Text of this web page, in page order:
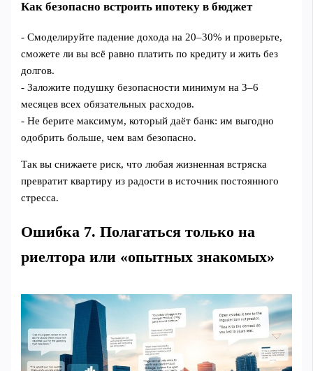
Как безопасно встроить ипотеку в бюджет
- Смоделируйте падение дохода на 20–30% и проверьте,
сможете ли вы всё равно платить по кредиту и жить без
долгов.
- Заложите подушку безопасности минимум на 3–6
месяцев всех обязательных расходов.
- Не берите максимум, который даёт банк: им выгодно
одобрить больше, чем вам безопасно.
Так вы снижаете риск, что любая жизненная встряска
превратит квартиру из радости в источник постоянного
стресса.
Ошибка 7. Полагаться только на
риелтора или «опытных знакомых»